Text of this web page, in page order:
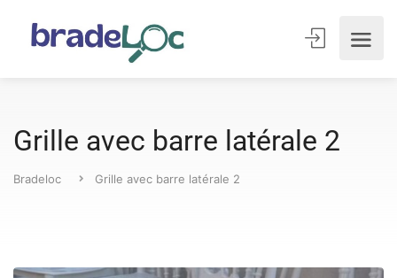
Grille avec barre latérale 2
Bradeloc Grille avec barre latérale 2